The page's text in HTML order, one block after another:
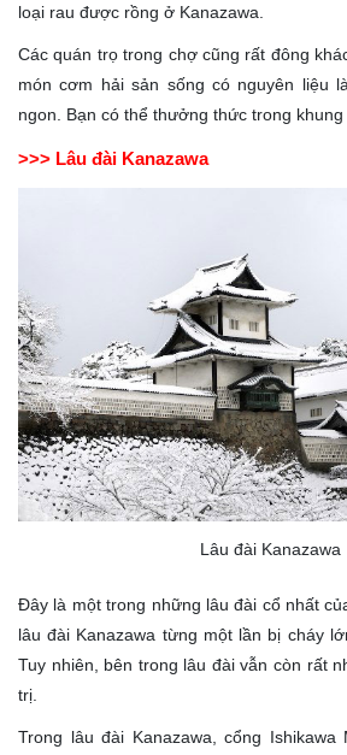
loại rau được rồng ở Kanazawa.
Các quán trọ trong chợ cũng rất đông
món cơm hải sản sống có nguyên liệu
ngon. Bạn có thể thưởng thức trong khung
>>> Lâu đài Kanazawa
Lâu đài Kanazawa
Đây là một trong những lâu đài cổ nhất
lâu đài Kanazawa từng một lần bị cháy
Tuy nhiên, bên trong lâu đài vẫn còn rất
trị.
Trong lâu đài Kanazawa, cổng Ishikawa